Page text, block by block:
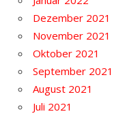
Dezember 2021
November 2021
Oktober 2021
September 2021
August 2021
Juli 2021